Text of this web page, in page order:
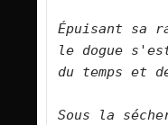
Épuisant sa
le dogue
du temps
Sous la